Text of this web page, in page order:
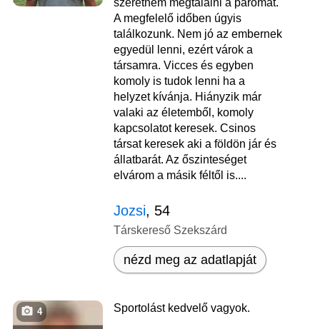
szeretném megtalálni a páromat.
A megfelelő időben úgyis
találkozunk. Nem jó az embernek
egyedül lenni, ezért várok a
társamra. Vicces és egyben
komoly is tudok lenni ha a
helyzet kívánja. Hiányzik már
valaki az életemből, komoly
kapcsolatot keresek. Csinos
társat keresek aki a földön jár és
állatbarát. Az őszinteséget
elvárom a másik féltől is....
Jozsi, 54
Társkereső Szekszárd
nézd meg az adatlapját
4 Sportolást kedvelő vagyok.